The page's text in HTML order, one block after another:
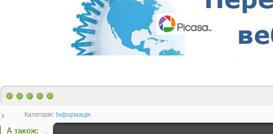
Категорія: Інформація
А також: